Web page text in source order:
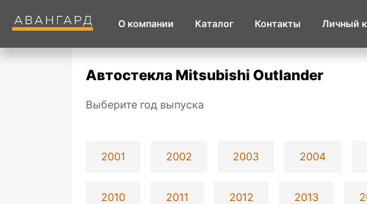
О компании Каталог Контакты Личный
Автостекла Mitsubishi Outlander
Выберите год выпуска
2001 2002 2003 2004
2010 2011 2012 2013